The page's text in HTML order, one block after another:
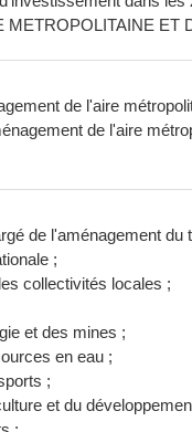
ET
de l'aire
de l'aire
de l'aménagement
;
collectivités locales ;
et des mines ;
en eau ;
;
et du